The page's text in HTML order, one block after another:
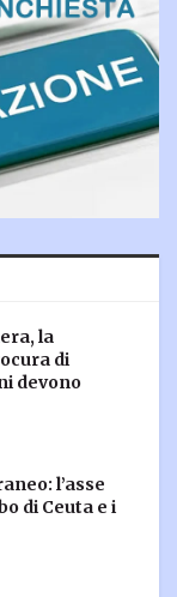
la
di
devono
l’asse
di Ceuta e i